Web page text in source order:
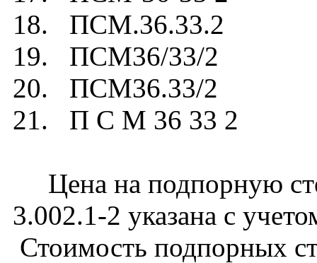
18. ПСМ.36.33.2
19. ПСМ36/33/2
20. ПСМ36.33/2
21. П С М 36 33 2
Цена на подпорную
3.002.1-2 указана с
Стоимость подпорных